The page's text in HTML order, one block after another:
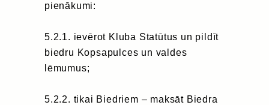
pienākumi:
5.2.1. ievērot Kluba Statūtus un pildīt
biedru Kopsapulces un valdes
lēmumus;
5.2.2. tikai Biedriem – maksāt Biedra